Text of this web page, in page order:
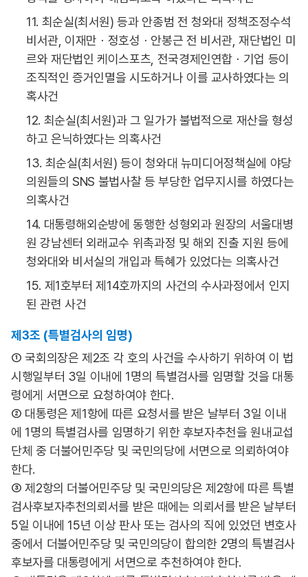
11. 최순실(최서원) 등과 안종범 전 청와대 정책조정수석
비서관, 이재만ㆍ정호성ㆍ안봉근 전 비서관, 재단법인 미
르와 재단법인 케이스포츠, 전국경제인연합ㆍ기업 등이
조직적인 증거인멸을 시도하거나 이를 교사하였다는 의
혹사건
12. 최순실(최서원)과 그 일가가 불법적으로 재산을 형성
하고 은닉하였다는 의혹사건
13. 최순실(최서원) 등이 청와대 뉴미디어정책실에 야당
의원들의 SNS 불법사찰 등 부당한 업무지시를 하였다는
의혹사건
14. 대통령해외순방에 동행한 성형외과 원장의 서울대병
원 강남센터 외래교수 위촉과정 및 해외 진출 지원 등에
청와대와 비서실의 개입과 특혜가 있었다는 의혹사건
15. 제1호부터 제14호까지의 사건의 수사과정에서 인지
된 관련 사건
제3조 (특별검사의 임명)
① 국회의장은 제2조 각 호의 사건을 수사하기 위하여 이 법
시행일부터 3일 이내에 1명의 특별검사를 임명할 것을 대통
령에게 서면으로 요청하여야 한다.
② 대통령은 제1항에 따른 요청서를 받은 날부터 3일 이내
에 1명의 특별검사를 임명하기 위한 후보자추천을 원내교섭
단체 중 더불어민주당 및 국민의당에 서면으로 의뢰하여야
한다.
③ 제2항의 더불어민주당 및 국민의당은 제2항에 따른 특별
검사후보자추천의뢰서를 받은 때에는 의뢰서를 받은 날부터
5일 이내에 15년 이상 판사 또는 검사의 직에 있었던 변호사
중에서 더불어민주당 및 국민의당이 합의한 2명의 특별검사
후보자를 대통령에게 서면으로 추천하여야 한다.